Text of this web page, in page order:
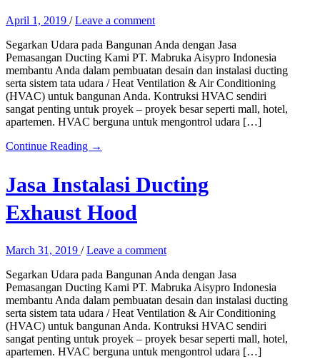
April 1, 2019 /Leave a comment
Segarkan Udara pada Bangunan Anda dengan Jasa
Pemasangan Ducting Kami PT. Mabruka Aisypro Indonesia
membantu Anda dalam pembuatan desain dan instalasi ducting
serta sistem tata udara / Heat Ventilation & Air Conditioning
(HVAC) untuk bangunan Anda. Kontruksi HVAC sendiri
sangat penting untuk proyek – proyek besar seperti mall, hotel,
apartemen. HVAC berguna untuk mengontrol udara […]
Continue Reading →
Jasa Instalasi Ducting
Exhaust Hood
March 31, 2019 /Leave a comment
Segarkan Udara pada Bangunan Anda dengan Jasa
Pemasangan Ducting Kami PT. Mabruka Aisypro Indonesia
membantu Anda dalam pembuatan desain dan instalasi ducting
serta sistem tata udara / Heat Ventilation & Air Conditioning
(HVAC) untuk bangunan Anda. Kontruksi HVAC sendiri
sangat penting untuk proyek – proyek besar seperti mall, hotel,
apartemen. HVAC berguna untuk mengontrol udara […]